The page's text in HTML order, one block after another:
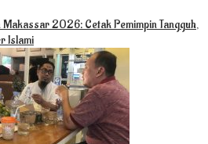
2026: Cetak Pemimpin Tangguh,
Islami